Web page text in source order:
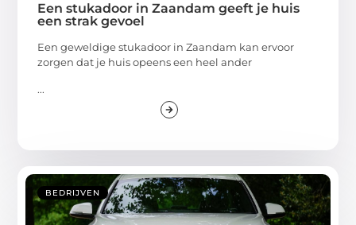
Een stukadoor in Zaandam geeft je huis
een strak gevoel
Een geweldige stukadoor in Zaandam kan ervoor
zorgen dat je huis opeens een heel ander
...
BEDRIJVEN